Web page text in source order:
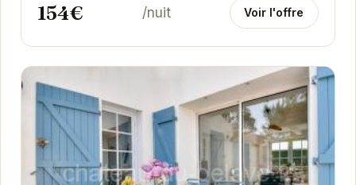
154€ /nuit Voir l'offre